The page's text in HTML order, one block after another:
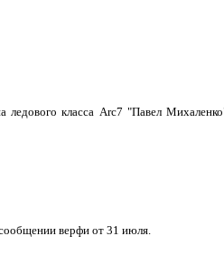
ледового класса Arc7 "Павел
верфи от 31 июля.